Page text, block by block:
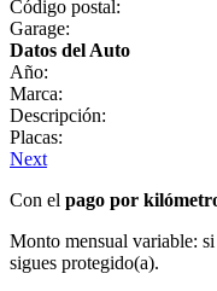
Código postal:
Garage:
Datos del Auto
Año:
Marca:
Descripción:
Placas:
Next
Con el pago por
Monto mensual variable:
sigues protegido(a).